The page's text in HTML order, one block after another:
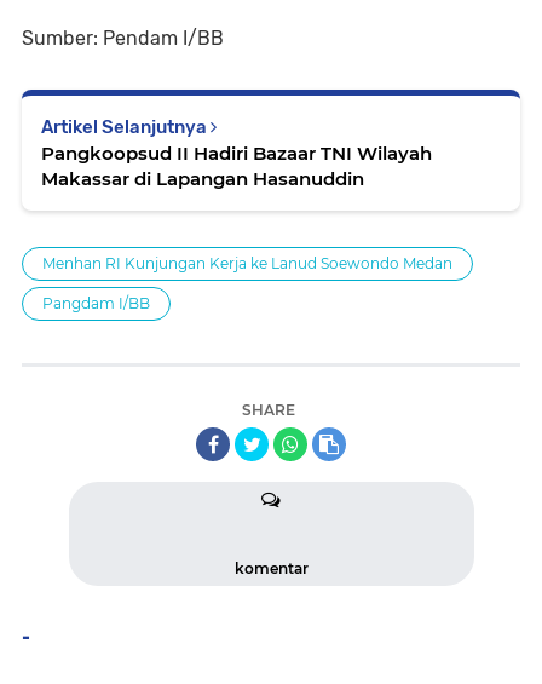
Sumber: Pendam I/BB
Artikel Selanjutnya
Pangkoopsud II Hadiri Bazaar TNI Wilayah
Makassar di Lapangan Hasanuddin
Menhan RI Kunjungan Kerja ke Lanud Soewondo Medan
Pangdam I/BB
SHARE
komentar
-